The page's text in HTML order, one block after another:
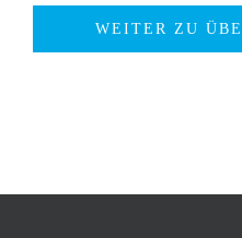
WEITER ZU